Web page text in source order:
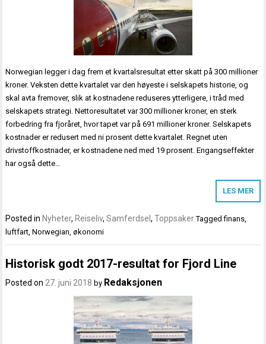
Norwegian legger i dag frem et kvartalsresultat etter skatt på 300 millioner
kroner. Veksten dette kvartalet var den høyeste i selskapets historie, og
skal avta fremover, slik at kostnadene reduseres ytterligere, i tråd med
selskapets strategi. Nettoresultatet var 300 millioner kroner, en sterk
forbedring fra fjoråret, hvor tapet var på 691 millioner kroner. Selskapets
kostnader er redusert med ni prosent dette kvartalet. Regnet uten
drivstoffkostnader, er kostnadene ned med 19 prosent. Engangseffekter
har også dette…
LES MER
Posted in Nyheter, Reiseliv,Samferdsel,Toppsaker Taggedfinans,
luftfart,Norwegian,økonomi
Historisk godt 2017-resultat for Fjord Line
Posted on 27. juni 2018 by Redaksjonen